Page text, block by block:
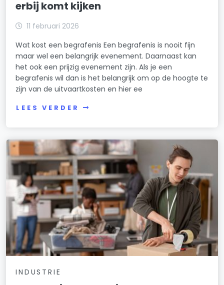
erbij komt kijken
11 februari 2026
Wat kost een begrafenis Een begrafenis is nooit fijn
maar wel een belangrijk evenement. Daarnaast kan
het ook een prijzig evenement zijn. Als je een
begrafenis wil dan is het belangrijk om op de hoogte te
zijn van de uitvaartkosten en hier ee
LEES VERDER
INDUSTRIE